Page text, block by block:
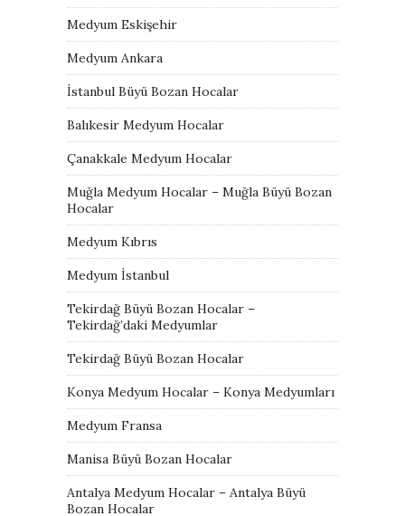
Medyum Eskişehir
Medyum Ankara
İstanbul Büyü Bozan Hocalar
Balıkesir Medyum Hocalar
Çanakkale Medyum Hocalar
Muğla Medyum Hocalar – Muğla Büyü Bozan
Hocalar
Medyum Kıbrıs
Medyum İstanbul
Tekirdağ Büyü Bozan Hocalar –
Tekirdağ’daki Medyumlar
Tekirdağ Büyü Bozan Hocalar
Konya Medyum Hocalar – Konya Medyumları
Medyum Fransa
Manisa Büyü Bozan Hocalar
Antalya Medyum Hocalar – Antalya Büyü
Bozan Hocalar